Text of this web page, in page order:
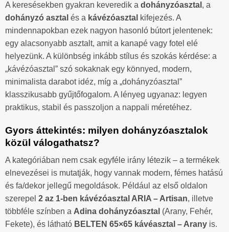
A keresésekben gyakran keveredik a dohányzóasztal , a
dohányzó asztal és a kávézóasztal kifejezés. A
mindennapokban ezek nagyon hasonló bútort jelentenek:
egy alacsonyabb asztalt, amit a kanapé vagy fotel elé
helyezünk. A különbség inkább stílus és szokás kérdése: a
„kávézóasztal” szó sokaknak egy könnyed, modern,
minimalista darabot idéz, míg a „dohányzóasztal”
klasszikusabb gyűjtőfogalom. A lényeg ugyanaz: legyen
praktikus, stabil és passzoljon a nappali méretéhez.
Gyors áttekintés: milyen dohányzóasztalok
közül válogathatsz?
A kategóriában nem csak egyféle irány létezik – a termékek
elnevezései is mutatják, hogy vannak modern, fémes hatású
és fa/dekor jellegű megoldások. Például az első oldalon
szerepel 2 az 1-ben kávézóasztal ARIA – Artisan, illetve
többféle színben a Adina dohányzóasztal (Arany, Fehér,
Fekete), és látható BELTEN 65×65 kávéasztal – Arany is.